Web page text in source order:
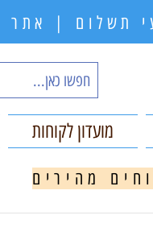
תשלום | אתר
מועדון לקוחות